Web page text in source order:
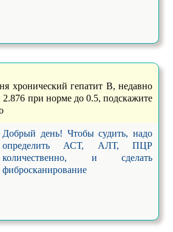
хронический гепатит В, недавно
2.876 при норме до 0.5, подскажите
Добрый день! Чтобы судить, надо
определить АСТ, АЛТ, ПЦР
количественно, и сделать
фибросканирование